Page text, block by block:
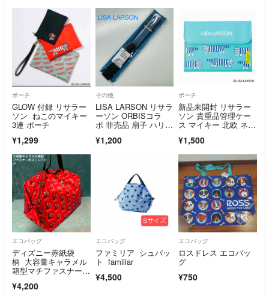
ポーチ
GLOW 付録 リサラー
ソン ねこのマイキー
3連 ポーチ
¥1,299
その他
LISA LARSON リサラ
ーソン ORBISコラ
ボ 非売品 扇子 ハリネ
¥1,200
ポーチ
新品未開封 リサラー
ソン 貴重品管理ケー
ス マイキー 北欧 ネ
¥1,500
エコバッグ
ディズニー赤紙袋
柄 大容量キャラメル
箱型マチファスナー付
ストンバッグ 大容量
¥4,200
エコバッグ
ファミリア シュパッ
ト familiar
¥4,500
エコバッグ
ロスドレス エコバッ
グ
¥750